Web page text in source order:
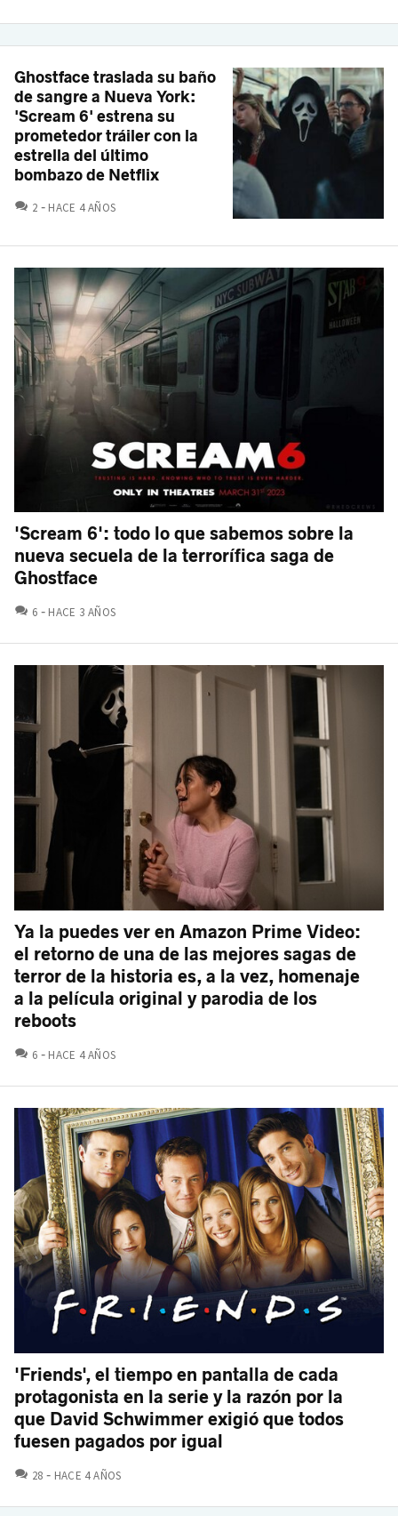
Ghostface traslada su baño
de sangre a Nueva York:
'Scream 6' estrena su
prometedor tráiler con la
estrella del último
bombazo de Netflix
2 COMENTARIOS
HACE 4 AÑOS
'Scream 6': todo lo que sabemos sobre la
nueva secuela de la terrorífica saga de
Ghostface
6 COMENTARIOS
HACE 3 AÑOS
Ya la puedes ver en Amazon Prime Video:
el retorno de una de las mejores sagas de
terror de la historia es, a la vez, homenaje
a la película original y parodia de los
reboots
6 COMENTARIOS
HACE 4 AÑOS
'Friends', el tiempo en pantalla de cada
protagonista en la serie y la razón por la
que David Schwimmer exigió que todos
fuesen pagados por igual
28 COMENTARIOS
HACE 4 AÑOS